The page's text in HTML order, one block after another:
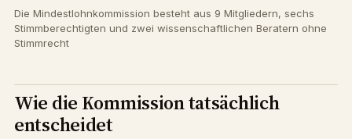
Die Mindestlohnkommission besteht aus 9 Mitgliedern, sechs
Stimmberechtigten und zwei wissenschaftlichen Beratern ohne
Stimmrecht
Wie die Kommission tatsächlich
entscheidet